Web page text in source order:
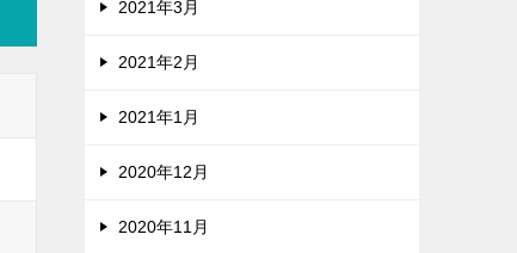
2021年3月
2021年2月
2021年1月
2020年12月
2020年11月